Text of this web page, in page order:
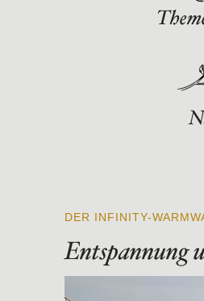
DER INFINITY-
Entspannung